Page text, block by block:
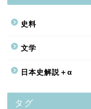
史料
文学
日本史解説＋α
タグ